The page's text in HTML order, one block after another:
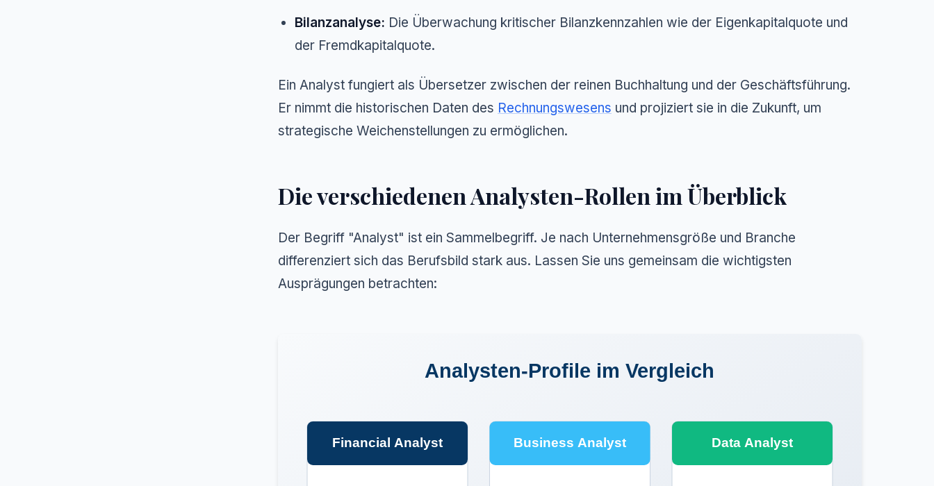
Bilanzanalyse: Die Überwachung kritischer Bilanzkennzahlen wie der Eigenkapitalquote und
der Fremdkapitalquote.
Ein Analyst fungiert als Übersetzer zwischen der reinen Buchhaltung und der Geschäftsführung.
Er nimmt die historischen Daten des Rechnungswesens und projiziert sie in die Zukunft, um
strategische Weichenstellungen zu ermöglichen.
Die verschiedenen Analysten-Rollen im Überblick
Der Begriff "Analyst" ist ein Sammelbegriff. Je nach Unternehmensgröße und Branche
differenziert sich das Berufsbild stark aus. Lassen Sie uns gemeinsam die wichtigsten
Ausprägungen betrachten:
Analysten-Profile im Vergleich
Financial Analyst Business Analyst Data Analyst